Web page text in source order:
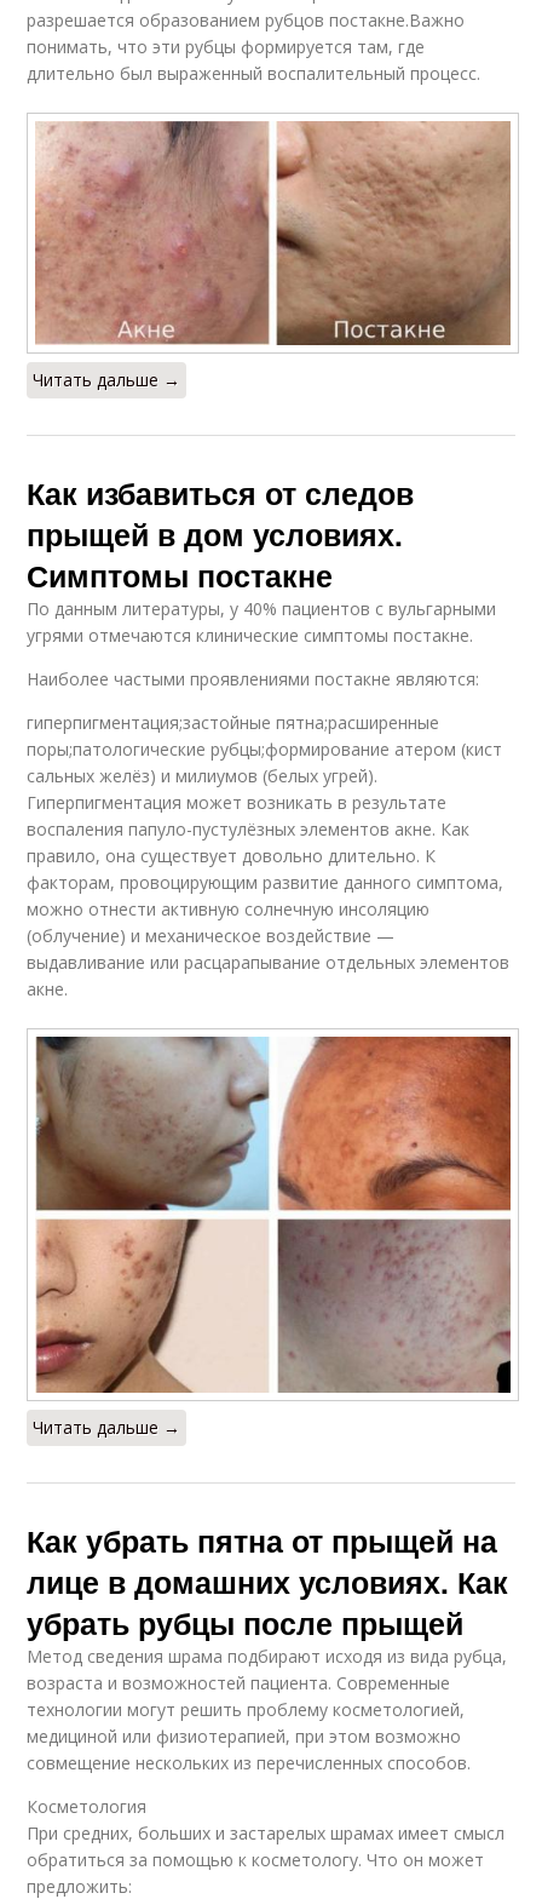
разрешается образованием рубцов постакне.Важно
понимать, что эти рубцы формируется там, где
длительно был выраженный воспалительный процесс.
Читать дальше →
Как избавиться от следов
прыщей в дом условиях.
Симптомы постакне
По данным литературы, у 40% пациентов с вульгарными
угрями отмечаются клинические симптомы постакне.
Наиболее частыми проявлениями постакне являются:
гиперпигментация;застойные пятна;расширенные
поры;патологические рубцы;формирование атером (кист
сальных желёз) и милиумов (белых угрей).
Гиперпигментация может возникать в результате
воспаления папуло-пустулёзных элементов акне. Как
правило, она существует довольно длительно. К
факторам, провоцирующим развитие данного симптома,
можно отнести активную солнечную инсоляцию
(облучение) и механическое воздействие —
выдавливание или расцарапывание отдельных элементов
акне.
Читать дальше →
Как убрать пятна от прыщей на
лице в домашних условиях. Как
убрать рубцы после прыщей
Метод сведения шрама подбирают исходя из вида рубца,
возраста и возможностей пациента. Современные
технологии могут решить проблему косметологией,
медициной или физиотерапией, при этом возможно
совмещение нескольких из перечисленных способов.
Косметология
При средних, больших и застарелых шрамах имеет смысл
обратиться за помощью к косметологу. Что он может
предложить: